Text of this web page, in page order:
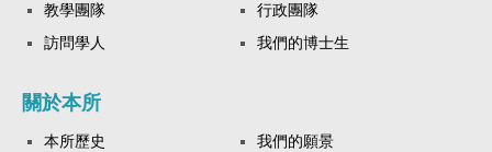
教學團隊
行政團隊
訪問學人
我們的博士生
關於本所
本所歷史
我們的願景